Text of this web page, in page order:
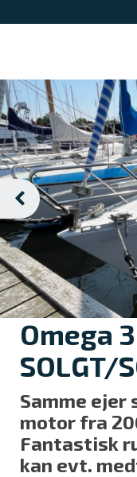
Omega
SOLGT/
Samme ejer
motor fra
Fantastisk
kan evt.